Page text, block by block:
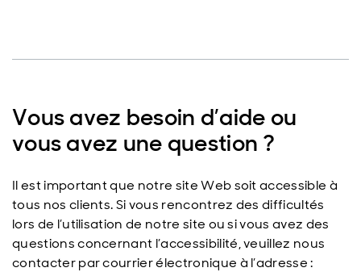
Vous avez besoin d’aide ou
vous avez une question ?
Il est important que notre site Web soit accessible à
tous nos clients. Si vous rencontrez des difficultés
lors de l’utilisation de notre site ou si vous avez des
questions concernant l’accessibilité, veuillez nous
contacter par courrier électronique à l’adresse :